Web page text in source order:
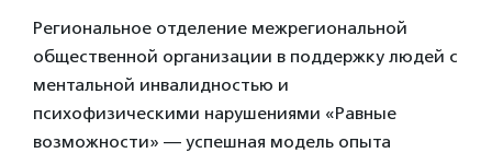
Региональное отделение межрегиональной
общественной организации в поддержку людей с
ментальной инвалидностью и
психофизическими нарушениями «Равные
возможности» — успешная модель опыта